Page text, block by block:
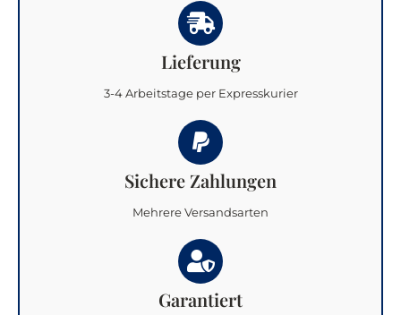
Lieferung
3-4 Arbeitstage per Expresskurier
Sichere Zahlungen
Mehrere Versandsarten
Garantiert